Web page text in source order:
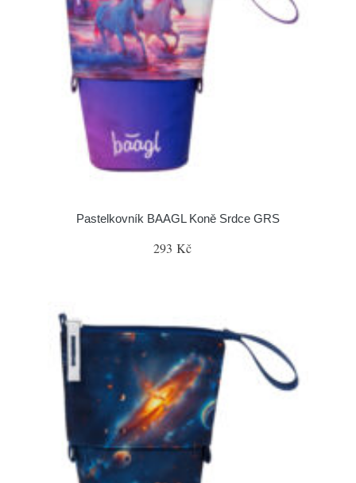
Pastelkovník BAAGL Koně Srdce GRS
293 Kč